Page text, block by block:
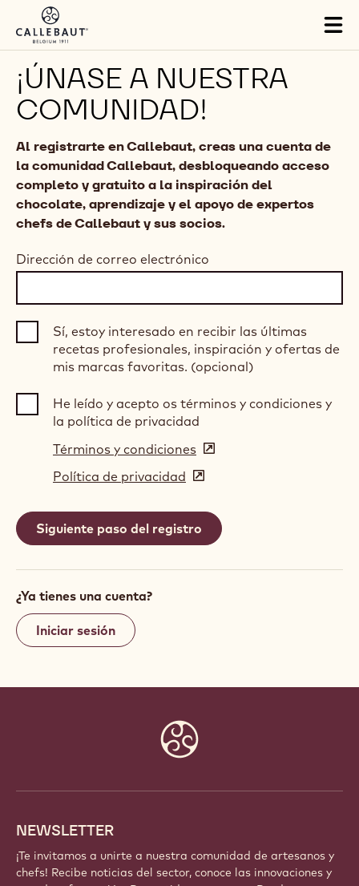
Skip to main content
¡ÚNASE A NUESTRA
COMUNIDAD!
Al registrarte en Callebaut, creas una cuenta de
la comunidad Callebaut, desbloqueando acceso
completo y gratuito a la inspiración del
chocolate, aprendizaje y el apoyo de expertos
chefs de Callebaut y sus socios.
Dirección de correo electrónico
Sí, estoy interesado en recibir las últimas
recetas profesionales, inspiración y ofertas de
mis marcas favoritas. (opcional)
He leído y acepto os términos y condiciones y
la política de privacidad
Términos y condiciones (opens
in
window)
Política de privacidad (opens
a
new
¿Ya tienes una cuenta?
Iniciar sesión
NEWSLETTER
¡Te invitamos a unirte a nuestra comunidad de artesanos y
chefs! Recibe noticias del sector, conoce las innovaciones y